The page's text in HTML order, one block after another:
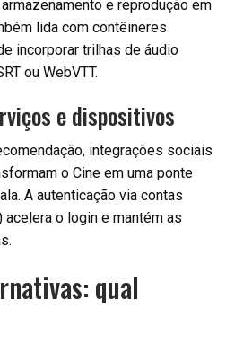
e reprodução em
lida com contêineres
incorporar trilhas de áudio
ou WebVTT.
e dispositivos
integrações sociais
o Cine em uma ponte
A autenticação via contas
acelera o login e mantém as
qual